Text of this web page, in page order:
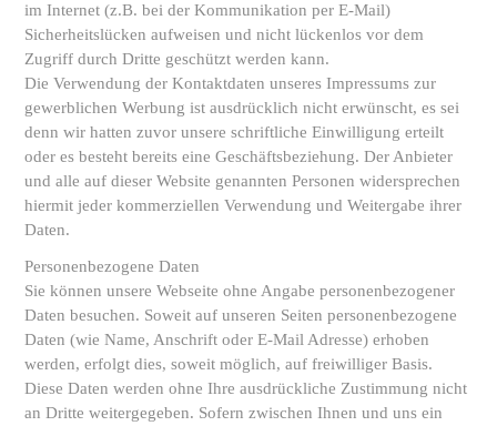
im Internet (z.B. bei der Kommunikation per E-Mail)
Sicherheitslücken aufweisen und nicht lückenlos vor dem
Zugriff durch Dritte geschützt werden kann.
Die Verwendung der Kontaktdaten unseres Impressums zur
gewerblichen Werbung ist ausdrücklich nicht erwünscht, es sei
denn wir hatten zuvor unsere schriftliche Einwilligung erteilt
oder es besteht bereits eine Geschäftsbeziehung. Der Anbieter
und alle auf dieser Website genannten Personen widersprechen
hiermit jeder kommerziellen Verwendung und Weitergabe ihrer
Daten.
Personenbezogene Daten
Sie können unsere Webseite ohne Angabe personenbezogener
Daten besuchen. Soweit auf unseren Seiten personenbezogene
Daten (wie Name, Anschrift oder E-Mail Adresse) erhoben
werden, erfolgt dies, soweit möglich, auf freiwilliger Basis.
Diese Daten werden ohne Ihre ausdrückliche Zustimmung nicht
an Dritte weitergegeben. Sofern zwischen Ihnen und uns ein